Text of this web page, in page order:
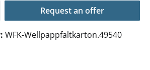
Enter the desired
Request an offer
WFK-Wellpappfaltkarton.49540